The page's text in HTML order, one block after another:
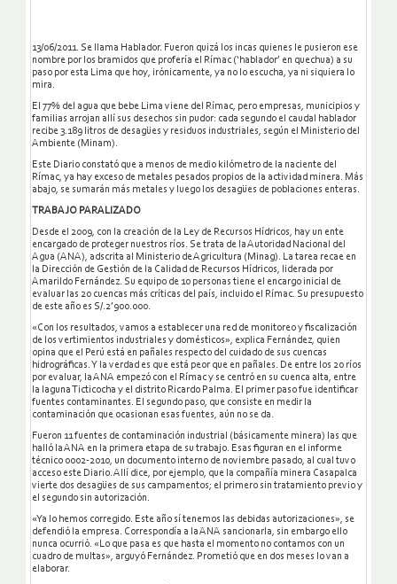
13/06/2011. Se llama Hablador. Fueron quizá los incas quienes le pusieron ese
nombre por los bramidos que profería el Rímac (‘hablador’ en quechua) a su
paso por esta Lima que hoy, irónicamente, ya no lo escucha, ya ni siquiera lo
mira.
El 77% del agua que bebe Lima viene del Rímac, pero empresas, municipios y
familias arrojan allí sus desechos sin pudor: cada segundo el caudal hablador
recibe 3.189 litros de desagües y residuos industriales, según el Ministerio del
Ambiente (Minam).
Este Diario constató que a menos de medio kilómetro de la naciente del
Rímac, ya hay exceso de metales pesados propios de la actividad minera. Más
abajo, se sumarán más metales y luego los desagües de poblaciones enteras.
TRABAJO PARALIZADO
Desde el 2009, con la creación de la Ley de Recursos Hídricos, hay un ente
encargado de proteger nuestros ríos. Se trata de la Autoridad Nacional del
Agua (ANA), adscrita al Ministerio de Agricultura (Minag). La tarea recae en
la Dirección de Gestión de la Calidad de Recursos Hídricos, liderada por
Amarildo Fernández. Su equipo de 10 personas tiene el encargo inicial de
evaluar las 20 cuencas más críticas del país, incluido el Rímac. Su presupuesto
de este año es S/.2’900.000.
«Con los resultados, vamos a establecer una red de monitoreo y fiscalización
de los vertimientos industriales y domésticos», explica Fernández, quien
opina que el Perú está en pañales respecto del cuidado de sus cuencas
hidrográficas. Y la verdad es que está peor que en pañales. De entre los 20 ríos
por evaluar, la ANA empezó con el Rímac y se centró en su cuenca alta, entre
la laguna Ticticocha y el distrito Ricardo Palma. El primer paso fue identificar
fuentes contaminantes. El segundo paso, que consiste en medir la
contaminación que ocasionan esas fuentes, aún no se da.
Fueron 11 fuentes de contaminación industrial (básicamente minera) las que
halló la ANA en la primera etapa de su trabajo. Esas figuran en el informe
técnico 0002-2010, un documento interno de noviembre pasado, al cual tuvo
acceso este Diario. Allí dice, por ejemplo, que la compañía minera Casapalca
vierte dos desagües de sus campamentos; el primero sin tratamiento previo y
el segundo sin autorización.
«Ya lo hemos corregido. Este año sí tenemos las debidas autorizaciones», se
defendió la empresa. Correspondía a la ANA sancionarla, sin embargo ello
nunca ocurrió. «Lo que pasa es que hasta el momento no contamos con un
cuadro de multas», arguyó Fernández. Prometió que en dos meses lo van a
elaborar.